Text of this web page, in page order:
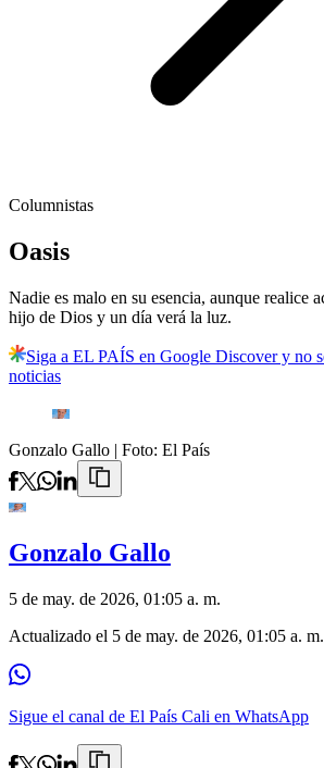
Columnistas
Oasis
Nadie es malo en su esencia, aunque realice
hijo de Dios y un día verá la luz.
Siga a EL PAÍS en Google Discover y no
noticias
Gonzalo Gallo | Foto: El País
Gonzalo Gallo
5 de may. de 2026, 01:05 a. m.
Actualizado el 5 de may. de 2026, 01:05 a. m.
Sigue el canal de El País Cali en WhatsApp